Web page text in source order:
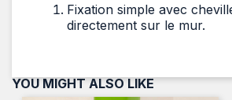
Fixation simple avec
directement sur le mur.
YOU MIGHT ALSO LIKE